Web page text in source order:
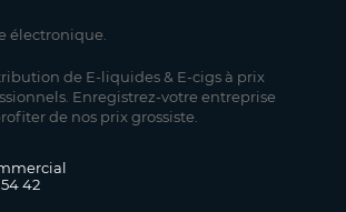
électronique.
de E-liquides & E-cigs à prix
Enregistrez-votre entreprise
de nos prix grossiste.
54 42